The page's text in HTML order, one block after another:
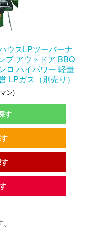
ウスLPツーバーナ
プ アウトドア BBQ
ロ ハイパワー 軽量
LPガス（別売り）
ン)
す